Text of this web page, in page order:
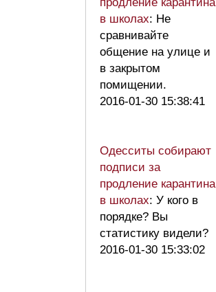
в школах: Не
сравнивайте
общение на улице и
в закрытом
помищении.
2016-01-30 15:38:41
Одесситы собирают
подписи за
продление карантина
в школах: У кого в
порядке? Вы
статистику видели?
2016-01-30 15:33:02